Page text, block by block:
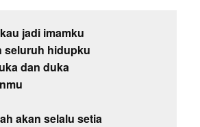
jadi imamku
seluruh hidupku
dan duka
akan selalu setia